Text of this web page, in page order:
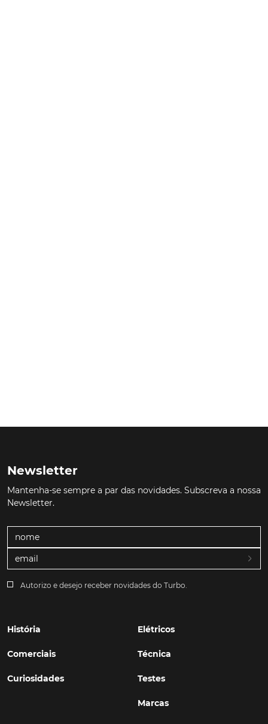
Newsletter
Mantenha-se sempre a par das novidades. Subscreva a nossa
Newsletter.
Autorizo e desejo receber novidades do Turbo.
História
Comerciais
Curiosidades
Elétricos
Técnica
Testes
Marcas